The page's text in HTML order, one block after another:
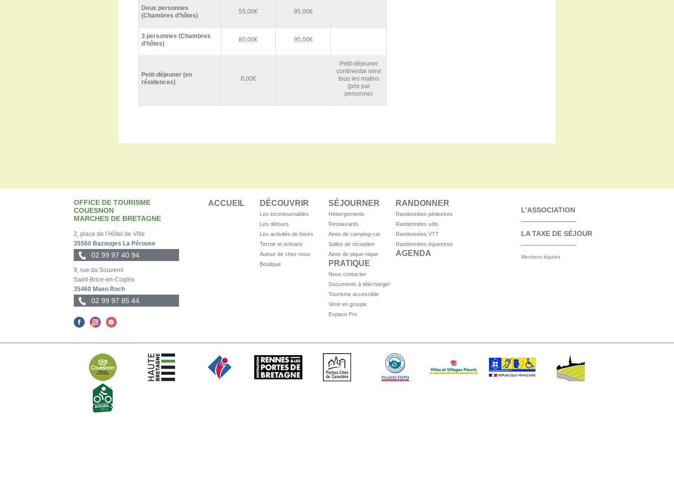
Deux personnes
(Chambres d’hôtes)
55,00€ 95,00€
3 personnes (Chambres
d’hôtes)
80,00€ 95,00€
Petit-déjeuner (en
résidences)
8,00€
Petit-déjeuner
continental servi
tous les matins
(prix par
personne)
OFFICE DE TOURISME
COUESNON
MARCHES DE BRETAGNE
2, place de l’Hôtel de Ville
35560 Bazouges La Pérouse
02 99 97 40 94
9, rue du Souvenir
Saint-Brice-en-Coglès
35460 Maen Roch
02 99 97 85 44
ACCUEIL DÉCOUVRIR
Les incontournables
Les détours
Les activités de loisirs
Terroir et artisans
Autour de chez nous
Boutique
SÉJOURNER
Hébergements
Restaurants
Aires de camping-car
Salles de réception
Aires de pique-nique
RANDONNER
Randonnées pédestres
Randonnées vélo
Randonnées VTT
Randonnées équestres
AGENDA
PRATIQUE
Nous contacter
Documents à télécharger
Tourisme accessible
Venir en groupe
Espace Pro
L’ASSOCIATION
LA TAXE DE SÉJOUR
Mentions légales